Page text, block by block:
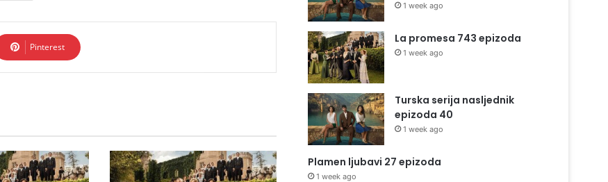
Pinterest
1 week ago
La promesa 743 epizoda
1 week ago
Turska serija nasljednik
epizoda 40
1 week ago
Plamen ljubavi 27 epizoda
1 week ago